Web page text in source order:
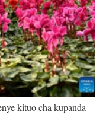
kituo cha kupanda